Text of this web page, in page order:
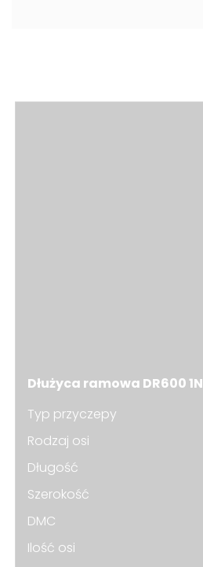
Dłużyca ramowa DR600 1N
Typ przyczepy
Rodzaj osi
Długość
Szerokość
DMC
Ilość osi